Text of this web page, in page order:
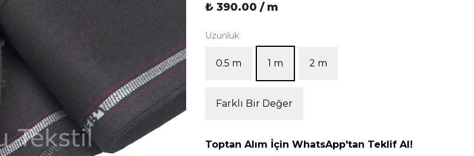
₺ 390.00 / m
Uzunluk
0.5 m 1 m 2 m
Farklı Bir Değer
Toptan Alım İçin WhatsApp'tan Teklif Al!